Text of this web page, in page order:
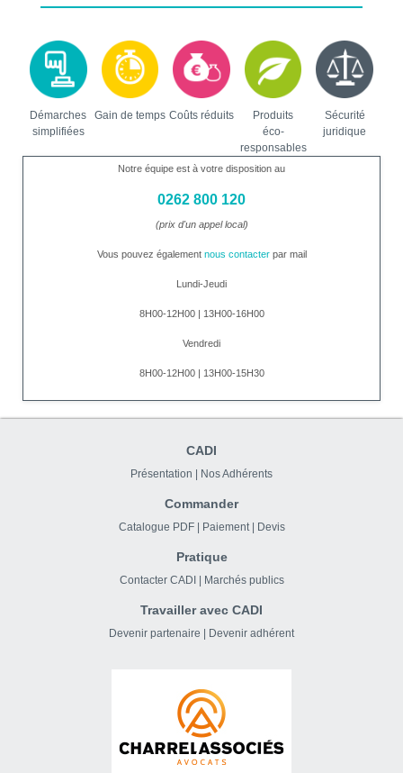
Démarches
simplifiées
Gain de temps Coûts réduits
Produits
éco-
responsables
Sécurité
juridique
Notre équipe est à votre disposition au
0262 800 120
(prix d'un appel local)
Vous pouvez également nous contacterpar mail
Lundi-Jeudi
8H00-12H00 | 13H00-16H00
Vendredi
8H00-12H00 | 13H00-15H30
CADI
Présentation | Nos Adhérents
Commander
Catalogue PDF | Paiement | Devis
Pratique
Contacter CADI | Marchés publics
Travailler avec CADI
Devenir partenaire | Devenir adhérent